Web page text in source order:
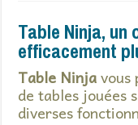
Table Ninja,
efficacement
Table Ninjavous
de tables jouées
diverses